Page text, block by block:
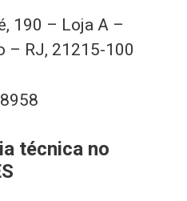
190 – Loja A –
– RJ, 21215-100
técnica no